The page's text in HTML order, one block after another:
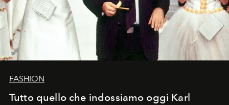
FASHION
Tutto quello che indossiamo oggi Karl